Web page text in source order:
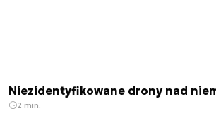
Niezidentyfikowane drony nad
2 min.